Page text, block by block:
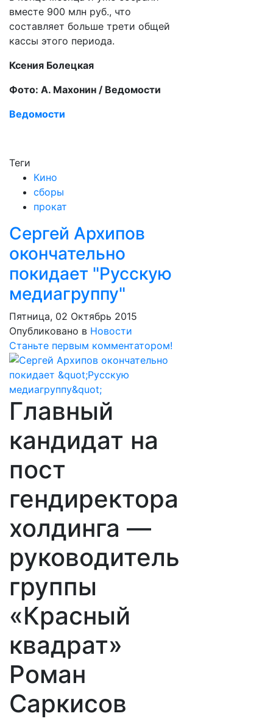
вместе 900 млн руб., что
составляет больше трети общей
кассы этого периода.
Ксения Болецкая
Фото: А. Махонин / Ведомости
Ведомости
Теги
Кино
сборы
прокат
Сергей Архипов
окончательно
покидает "Русскую
медиагруппу"
Пятница, 02 Октябрь 2015
Опубликовано в Новости
Станьте первым комментатором!
Главный
кандидат на
пост
гендиректора
холдинга —
руководитель
группы
«Красный
квадрат»
Роман
Саркисов